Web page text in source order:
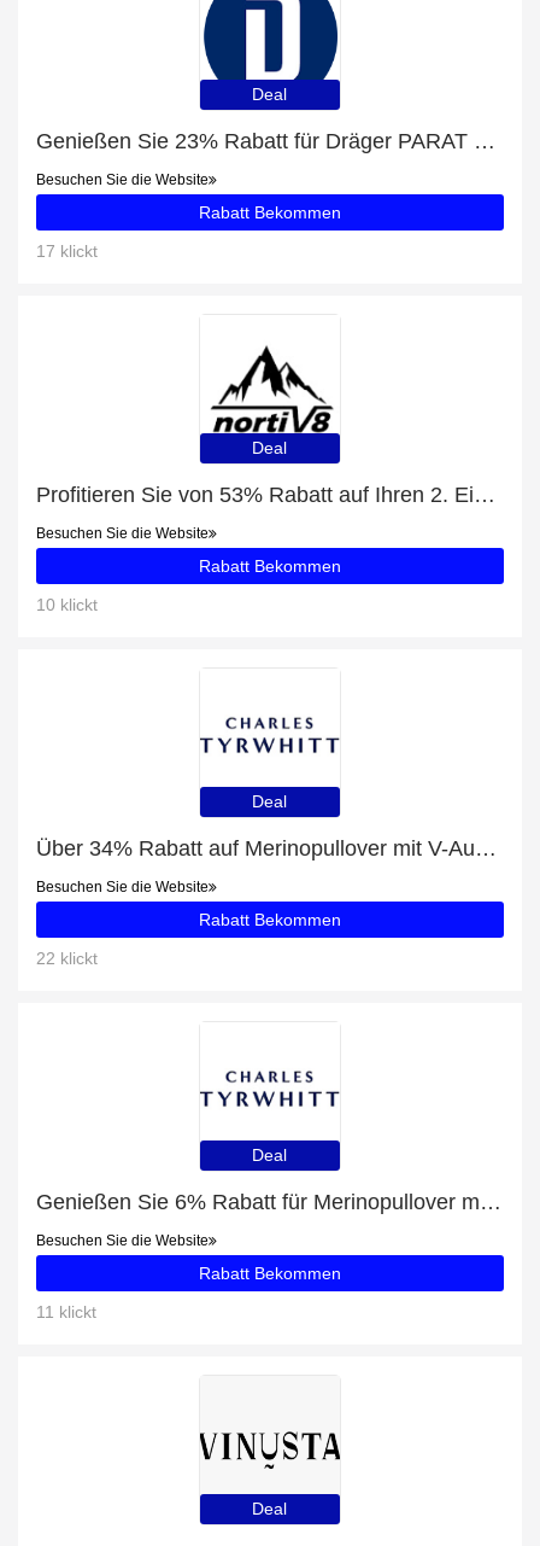
Deal
Genießen Sie 23% Rabatt für Dräger PARAT 7500
Besuchen Sie die Website
Rabatt Bekommen
17 klickt
Deal
Profitieren Sie von 53% Rabatt auf Ihren 2. Einkauf
Besuchen Sie die Website
Rabatt Bekommen
10 klickt
Deal
Über 34% Rabatt auf Merinopullover mit V-Ausschnitt - Hellblau nur für EU-Kunden
Besuchen Sie die Website
Rabatt Bekommen
22 klickt
Deal
Genießen Sie 6% Rabatt für Merinopullover mit Polokragen - Indigoblau
Besuchen Sie die Website
Rabatt Bekommen
11 klickt
Deal